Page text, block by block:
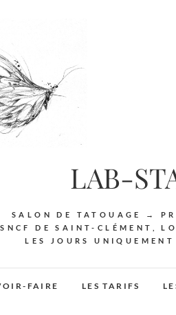
LAB-
SALON DE TATOUAGE →
SNCF DE SAINT-CLÉMENT,
LES JOURS
FAIRE LES TARIFS